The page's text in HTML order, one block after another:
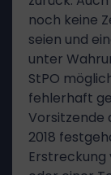
noch keine
seien und
unter
StPO
fehlerhaft
Vorsitzende
2018